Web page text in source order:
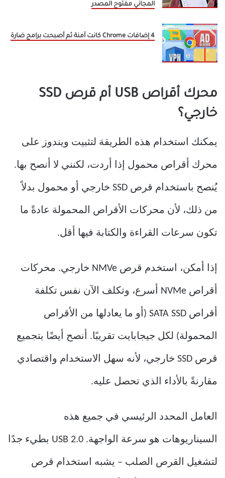
المجاني مفتوح المصدر
4 إضافات Chrome كانت آمنة ثم أصبحت برامج ضارة
محرك أقراص USB أم قرص SSD
خارجي؟
يمكنك استخدام هذه الطريقة لتثبيت ويندوز على
محرك أقراص محمول إذا أردت، لكنني لا أنصح بها.
يُنصح باستخدام قرص SSD خارجي أو محمول بدلاً
من ذلك، لأن محركات الأقراص المحمولة عادةً ما
تكون سرعات القراءة والكتابة فيها أقل.
إذا أمكن، استخدم قرص NMVe خارجي. محركات
أقراص NVMe أسرع، وتكلف الآن نفس تكلفة
أقراص SATA SSD (أو ما يعادلها من الأقراص
المحمولة) لكل جيجابايت تقريبًا. أنصح أيضًا بتجميع
قرص SSD خارجي، لأنه سهل الاستخدام واقتصادي
مقارنةً بالأداء الذي تحصل عليه.
العامل المحدد الرئيسي في جميع هذه
السيناريوهات هو سرعة الواجهة. USB 2.0 بطيء جدًا
لتشغيل القرص الصلب – يشبه استخدام قرص